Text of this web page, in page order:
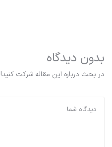
بدون دیدگاه
در بحث درباره این مقاله شرکت کنید!